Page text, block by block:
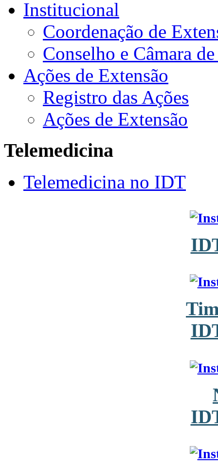
Institucional
Coordenação de
Conselho e Câmara
Ações de Extensão
Registro das Ações
Ações de Extensão
Telemedicina
Telemedicina no IDT